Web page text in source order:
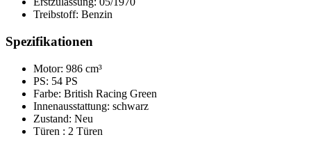
Treibstoff: Benzin
Spezifikationen
Motor: 986 cm³
PS: 54 PS
Farbe: British Racing Green
Innenausstattung: schwarz
Zustand: Neu
Türen : 2 Türen